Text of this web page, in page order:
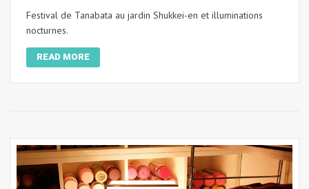
Festival de Tanabata au jardin Shukkei-en et illuminations
nocturnes.
READ MORE